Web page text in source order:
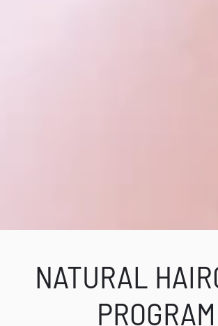
NATURAL
PROGRAM